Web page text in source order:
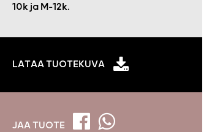
10k ja M-12k.
LATAA TUOTEKUVA
JAA TUOTE